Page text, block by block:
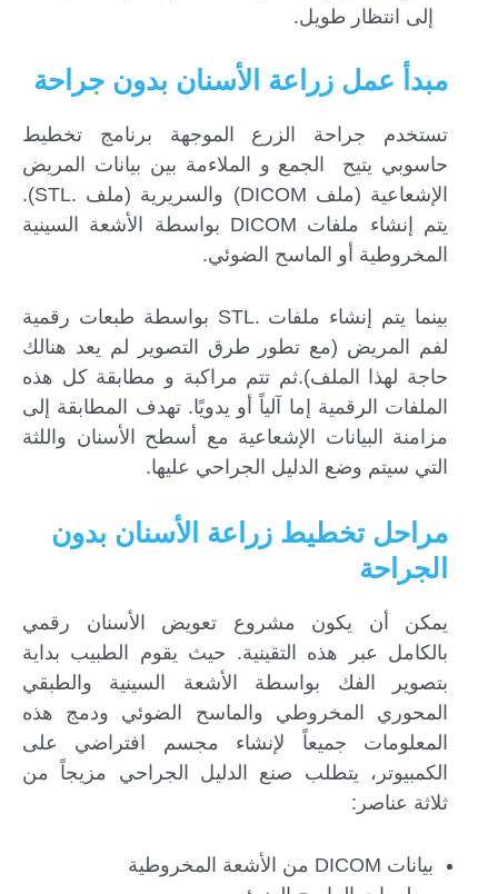
إلى انتظار طويل.
مبدأ عمل زراعة الأسنان بدون جراحة
تستخدم جراحة الزرع الموجهة برنامج تخطيط
حاسوبي يتيح الجمع و الملاءمة بين بيانات المريض
الإشعاعية (ملف DICOM) والسريرية (ملف .STL).
يتم إنشاء ملفات DICOM بواسطة الأشعة السينية
المخروطية أو الماسح الضوئي.
بينما يتم إنشاء ملفات .STL بواسطة طبعات رقمية
لفم المريض (مع تطور طرق التصوير لم يعد هنالك
حاجة لهذا الملف).ثم تتم مراكبة و مطابقة كل هذه
الملفات الرقمية إما آلياً أو يدويًا. تهدف المطابقة إلى
مزامنة البيانات الإشعاعية مع أسطح الأسنان واللثة
التي سيتم وضع الدليل الجراحي عليها.
مراحل تخطيط زراعة الأسنان بدون
الجراحة
يمكن أن يكون مشروع تعويض الأسنان رقمي
بالكامل عبر هذه التقينية. حيث يقوم الطبيب بداية
بتصوير الفك بواسطة الأشعة السينية والطبقي
المحوري المخروطي والماسح الضوئي ودمج هذه
المعلومات جميعاً لإنشاء مجسم افتراضي على
الكمبيوتر، يتطلب صنع الدليل الجراحي مزيجاً من
ثلاثة عناصر:
بيانات DICOM من الأشعة المخروطية